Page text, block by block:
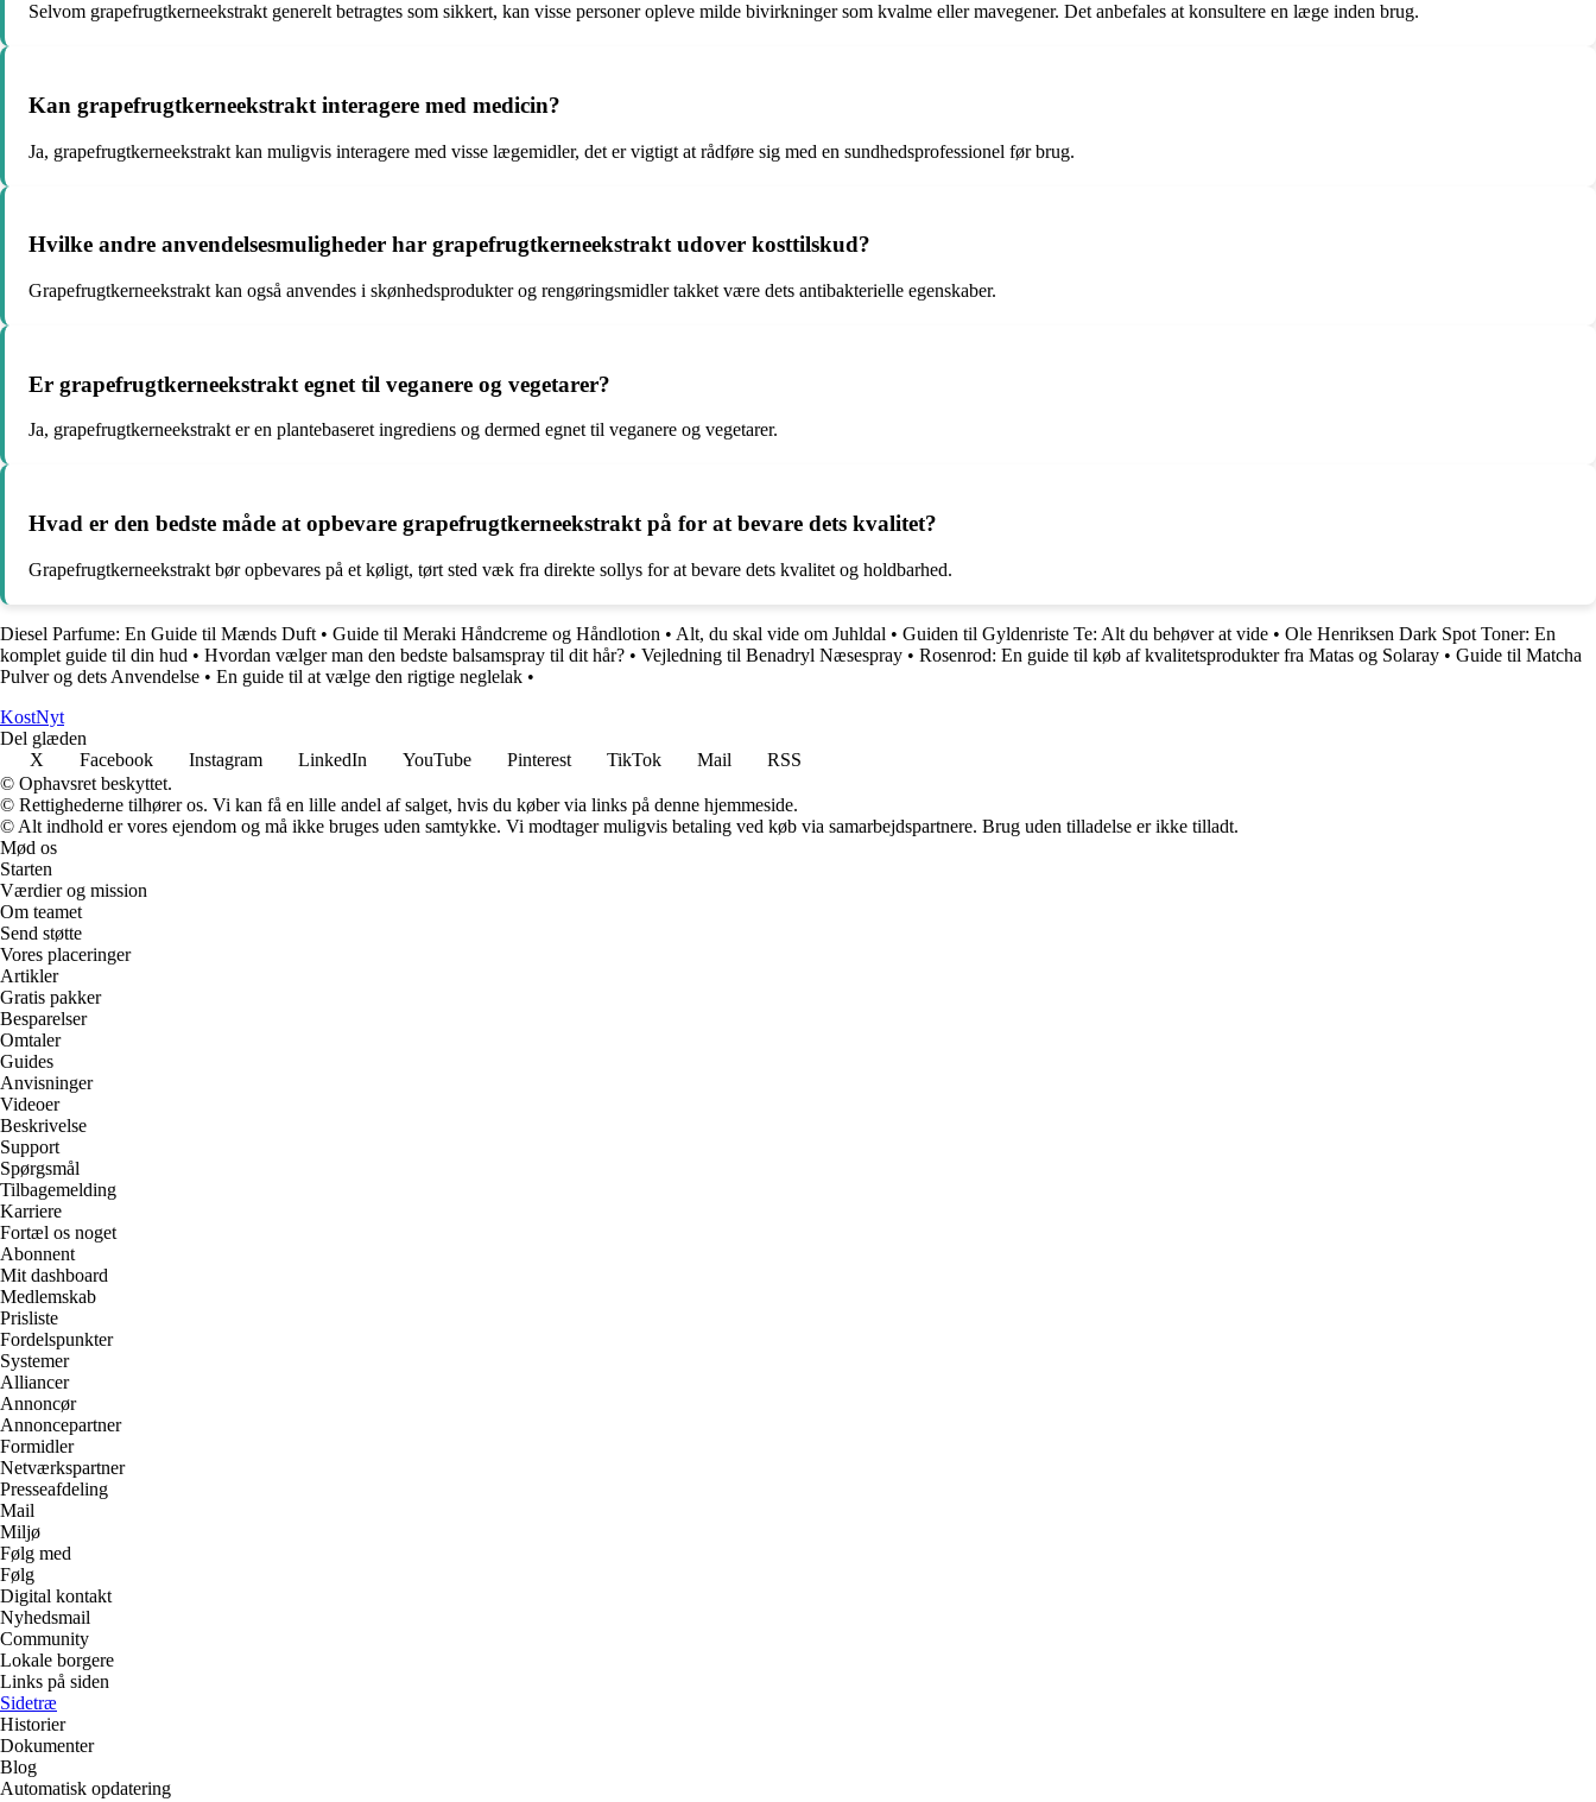
Selvom grapefrugtkerneekstrakt generelt betragtes som sikkert, kan visse personer opleve milde bivirkninger som kvalme eller mavegener. Det anbefales at konsultere en læge inden brug.
Kan grapefrugtkerneekstrakt interagere med medicin?
Ja, grapefrugtkerneekstrakt kan muligvis interagere med visse lægemidler, det er vigtigt at rådføre sig med en sundhedsprofessionel før brug.
Hvilke andre anvendelsesmuligheder har grapefrugtkerneekstrakt udover kosttilskud?
Grapefrugtkerneekstrakt kan også anvendes i skønhedsprodukter og rengøringsmidler takket være dets antibakterielle egenskaber.
Er grapefrugtkerneekstrakt egnet til veganere og vegetarer?
Ja, grapefrugtkerneekstrakt er en plantebaseret ingrediens og dermed egnet til veganere og vegetarer.
Hvad er den bedste måde at opbevare grapefrugtkerneekstrakt på for at bevare dets kvalitet?
Grapefrugtkerneekstrakt bør opbevares på et køligt, tørt sted væk fra direkte sollys for at bevare dets kvalitet og holdbarhed.
Diesel Parfume: En Guide til Mænds Duft • Guide til Meraki Håndcreme og Håndlotion • Alt, du skal vide om Juhldal • Guiden til Gyldenriste Te: Alt du behøver at vide • Ole Henriksen Dark Spot Toner: En
komplet guide til din hud • Hvordan vælger man den bedste balsamspray til dit hår? • Vejledning til Benadryl Næsespray • Rosenrod: En guide til køb af kvalitetsprodukter fra Matas og Solaray • Guide til Matcha
Pulver og dets Anvendelse • En guide til at vælge den rigtige neglelak •
KostNyt
Del glæden
X
Facebook Instagram LinkedIn YouTube Pinterest TikTok Mail
RSS
© Ophavsret beskyttet.
© Rettighederne tilhører os. Vi kan få en lille andel af salget, hvis du køber via links på denne hjemmeside.
© Alt indhold er vores ejendom og må ikke bruges uden samtykke. Vi modtager muligvis betaling ved køb via samarbejdspartnere. Brug uden tilladelse er ikke tilladt.
Mød os
Starten
Værdier og mission
Om teamet
Send støtte
Vores placeringer
Artikler
Gratis pakker
Besparelser
Omtaler
Guides
Anvisninger
Videoer
Beskrivelse
Support
Spørgsmål
Tilbagemelding
Karriere
Fortæl os noget
Abonnent
Mit dashboard
Medlemskab
Prisliste
Fordelspunkter
Systemer
Alliancer
Annoncør
Annoncepartner
Formidler
Netværkspartner
Presseafdeling
Mail
Miljø
Følg med
Følg
Digital kontakt
Nyhedsmail
Community
Lokale borgere
Links på siden
Sidetræ
Historier
Dokumenter
Blog
Automatisk opdatering